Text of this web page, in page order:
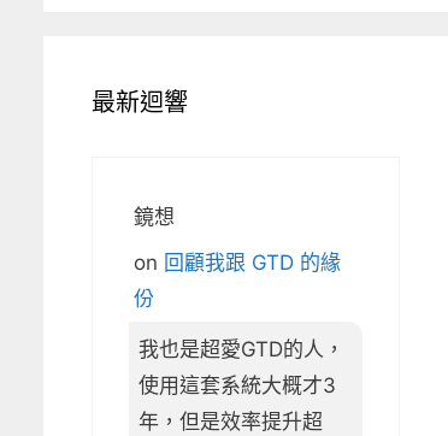
最新迴響
鏡想
on 回顧我跟 GTD 的緣
份
我也是超愛GTD的人，
使用這套系統大概才3
年，但是效率提升超